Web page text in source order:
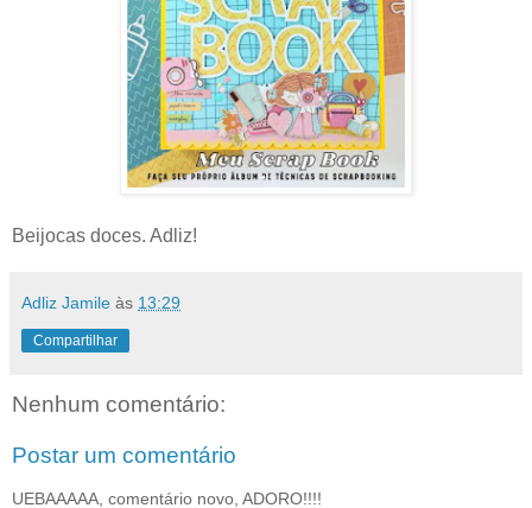
Beijocas doces. Adliz!
Adliz Jamile às 13:29
Compartilhar
Nenhum comentário:
Postar um comentário
UEBAAAAA, comentário novo, ADORO!!!!